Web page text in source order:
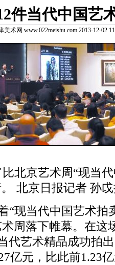
件当代中国艺
美术网 www.022meishu.com 2013-12-02
北京艺术周“现当
北京日报记者 孙
“现当代中国艺术拍
周落下帷幕。在这
代艺术精品成功拍
亿元，比此前1.23